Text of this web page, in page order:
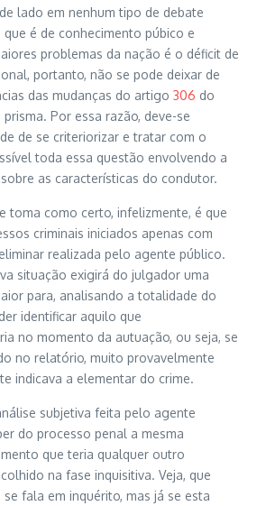
lado em nenhum tipo de debate
é de conhecimento púbico e
problemas da nação é o déficit de
portanto, não se pode deixar de
das mudanças do artigo 306 do
Por essa razão, deve-se
de se criteriorizar e tratar com o
toda essa questão envolvendo a
as características do condutor.
toma como certo, infelizmente, é que
criminais iniciados apenas com
realizada pelo agente público.
situação exigirá do julgador uma
para, analisando a totalidade do
identificar aquilo que
no momento da autuação, ou seja, se
no relatório, muito provavelmente
indicava a elementar do crime.
subjetiva feita pelo agente
do processo penal a mesma
que teria qualquer outro
na fase inquisitiva. Veja, que
fala em inquérito, mas já se esta